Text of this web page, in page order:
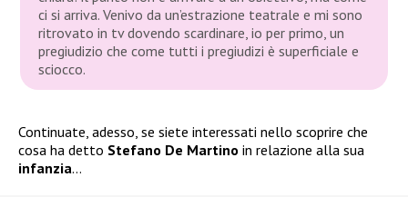
ci si arriva. Venivo da un’estrazione teatrale e mi sono
ritrovato in tv dovendo scardinare, io per primo, un
pregiudizio che come tutti i pregiudizi è superficiale e
sciocco.
Continuate, adesso, se siete interessati nello scoprire che
cosa ha detto Stefano De Martino in relazione alla sua
infanzia…